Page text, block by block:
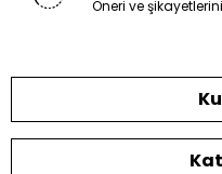
Öneri ve